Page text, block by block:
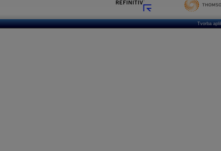
Tvorba